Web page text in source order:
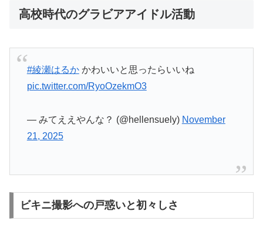
高校時代のグラビアアイドル活動
#綾瀬はるかかわいいと思ったらいいね
pic.twitter.com/RyoOzekmO3
— みてええやんな？ (@hellensuely) November
21, 2025
ビキニ撮影への戸惑いと初々しさ